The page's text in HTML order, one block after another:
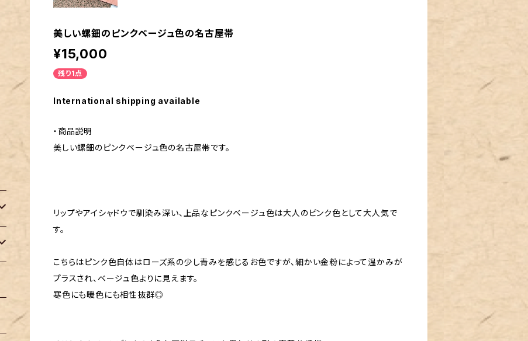
美しい螺鈿のピンクベージュ色の名古屋帯
¥15,000
残り1点
International shipping available
・商品説明
美しい螺鈿のピンクベージュ色の名古屋帯です。
リップやアイシャドウで馴染み深い、上品なピンクベージュ色は大人のピンク色として大人気で
す。
こちらはピンク色自体はローズ系の少し青みを感じるお色ですが、細かい金粉によって温かみが
プラスされ、ベージュ色よりに見えます。
寒色にも暖色にも相性抜群◎